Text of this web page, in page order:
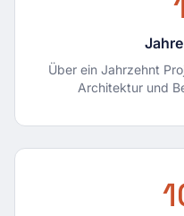
Über ein Jahrzehnt
Architektur und